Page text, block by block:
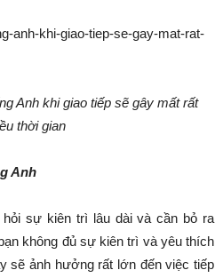
Anh khi giao tiếp sẽ gây mất rất
thời gian
Anh
hỏi sự kiên trì lâu dài và cần bỏ ra
không đủ sự kiên trì và yêu thích
sẽ ảnh hưởng rất lớn đến việc tiếp